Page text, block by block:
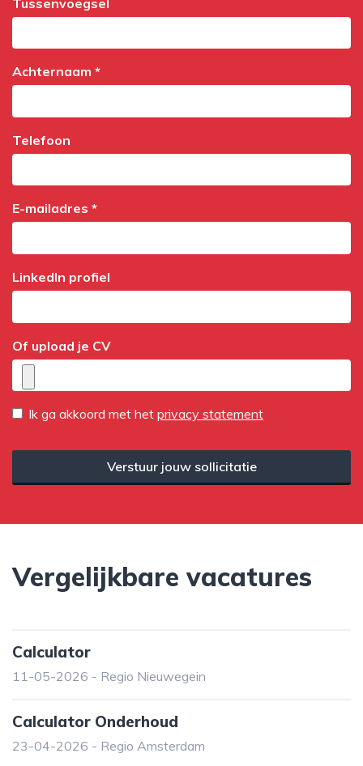
Achternaam *
Telefoon
E-mailadres *
LinkedIn profiel
Of upload je CV
Ik ga akkoord met het privacy statement
Verstuur jouw sollicitatie
Vergelijkbare vacatures
Calculator
11-05-2026 - Regio Nieuwegein
Calculator Onderhoud
23-04-2026 - Regio Amsterdam